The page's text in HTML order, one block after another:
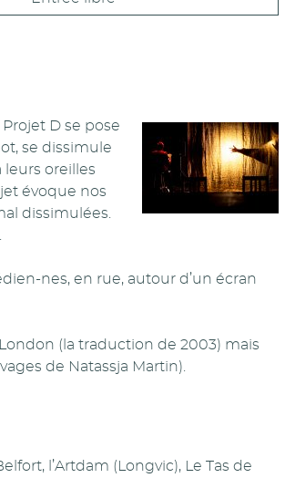
D se pose
se dissimule
oreilles
évoque nos
dissimulées.
nes, en rue, autour d’un écran
(la traduction de 2003) mais
de Natassja Martin).
l’Artdam (Longvic), Le Tas de